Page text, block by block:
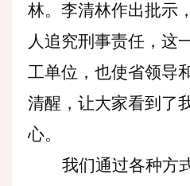
林。李清林作出批示
人追究刑事责任，这
工单位，也使省领导
清醒，让大家看到了
心。
我们通过各种方